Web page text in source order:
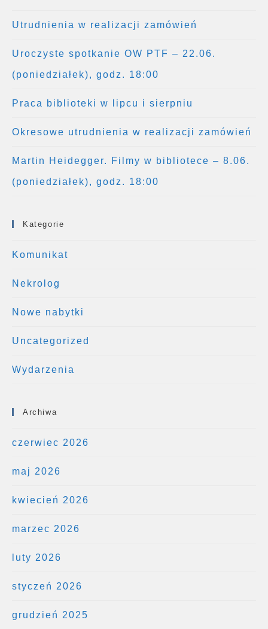
Utrudnienia w realizacji zamówień
Uroczyste spotkanie OW PTF – 22.06.
(poniedziałek), godz. 18:00
Praca biblioteki w lipcu i sierpniu
Okresowe utrudnienia w realizacji zamówień
Martin Heidegger. Filmy w bibliotece – 8.06.
(poniedziałek), godz. 18:00
Kategorie
Komunikat
Nekrolog
Nowe nabytki
Uncategorized
Wydarzenia
Archiwa
czerwiec 2026
maj 2026
kwiecień 2026
marzec 2026
luty 2026
styczeń 2026
grudzień 2025